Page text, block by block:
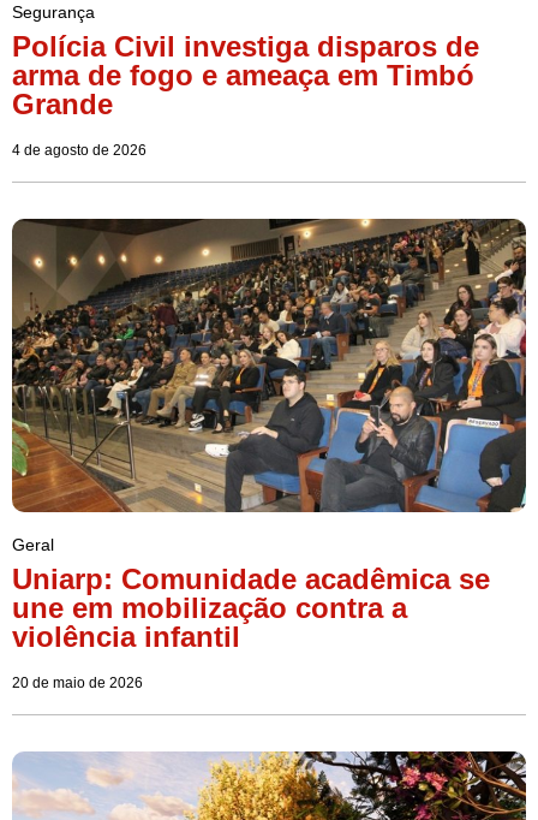
Segurança
Polícia Civil investiga disparos de
arma de fogo e ameaça em Timbó
Grande
4 de agosto de 2026
Geral
Uniarp: Comunidade acadêmica se
une em mobilização contra a
violência infantil
20 de maio de 2026